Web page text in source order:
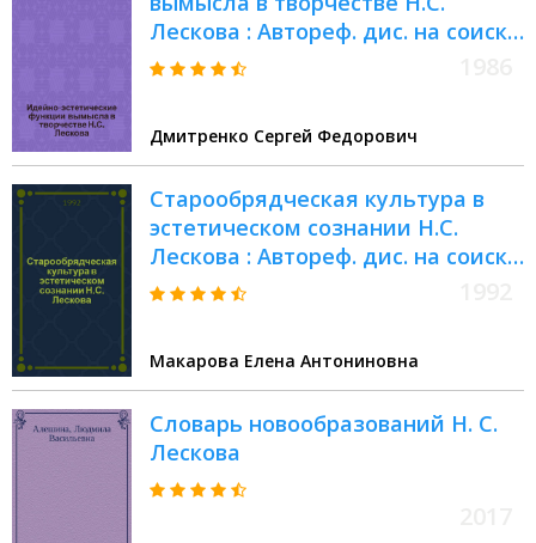
Лескова : Автореф. дис. на соиск.
учен. степ. канд. филол. наук :
Дмитренко Сергей Федорович
Старообрядческая культура в
эстетическом сознании Н.С.
Лескова : Автореф. дис. на соиск.
учен. степ. к.филол.н
Макарова Елена Антониновна
Словарь новообразований Н. С.
Лескова